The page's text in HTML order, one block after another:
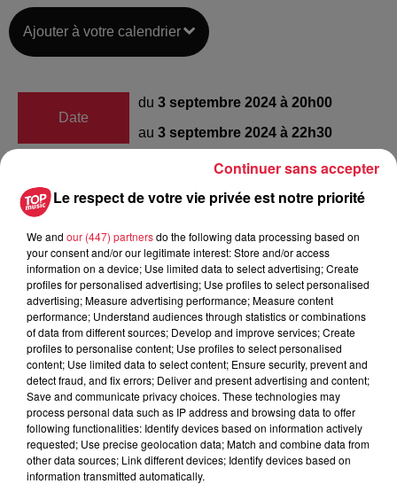
Ajouter à votre calendrier
Date
du 3 septembre 2024 à 20h00
au 3 septembre 2024 à 22h30
CSI
Organisateur https://www.sa-hb.com/
Tarif Payant
Le respect de votre vie privée est notre priorité
We and our (447) partnersdo the following data processing based on
your consent and/or our legitimate interest: Store and/or access
information on a device; Use limited data to select advertising; Create
profiles for personalised advertising; Use profiles to select personalised
advertising; Measure advertising performance; Measure content
performance; Understand audiences through statistics or combinations
of data from different sources; Develop and improve services; Create
profiles to personalise content; Use profiles to select personalised
content; Use limited data to select content; Ensure security, prevent and
detect fraud, and fix errors; Deliver and present advertising and content;
Save and communicate privacy choices. These technologies may
process personal data such as IP address and browsing data to offer
following functionalities: Identify devices based on information actively
requested; Use precise geolocation data; Match and combine data from
other data sources; Link different devices; Identify devices based on
information transmitted automatically.
Continuer sans accepter